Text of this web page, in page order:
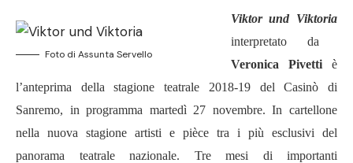
Foto di Assunta Servello
Viktor und Viktoria
interpretato da
Veronica Pivetti è
l’anteprima della stagione teatrale 2018-19 del Casinò di
Sanremo, in programma martedì 27 novembre. In cartellone
nella nuova stagione artisti e pièce tra i più esclusivi del
panorama teatrale nazionale. Tre mesi di importanti